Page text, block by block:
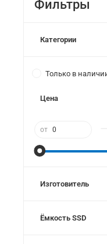
Фильтры
Категории
Только в
Цена
от
Изготовитель
Ёмкость SSD